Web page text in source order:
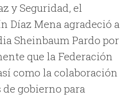
y Seguridad, el
Díaz Mena agradeció a
Sheinbaum Pardo por
que la Federación
como la colaboración
gobierno para